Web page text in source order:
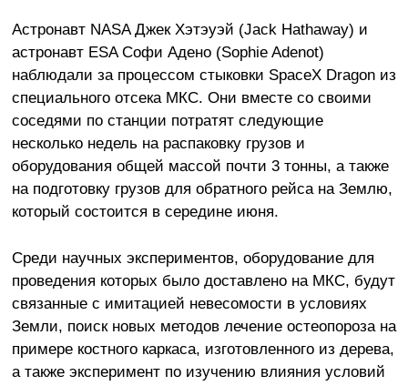
Астронавт NASA Джек Хэтэуэй (Jack Hathaway) и
астронавт ESA Софи Адено (Sophie Adenot)
наблюдали за процессом стыковки SpaceX Dragon из
специального отсека МКС. Они вместе со своими
соседями по станции потратят следующие
несколько недель на распаковку грузов и
оборудования общей массой почти 3 тонны, а также
на подготовку грузов для обратного рейса на Землю,
который состоится в середине июня.
Среди научных экспериментов, оборудование для
проведения которых было доставлено на МКС, будут
связанные с имитацией невесомости в условиях
Земли, поиск новых методов лечение остеопороза на
примере костного каркаса, изготовленного из дерева,
а также эксперимент по изучению влияния условий